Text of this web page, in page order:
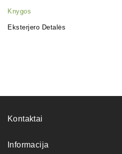
Knygos
Eksterjero Detalės
Kontaktai
Informacija